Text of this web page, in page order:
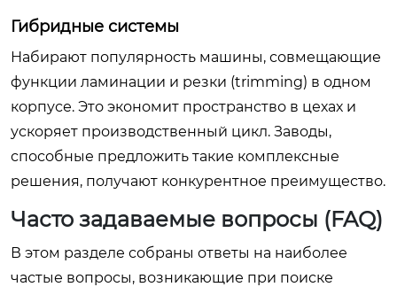
Гибридные системы
Набирают популярность машины, совмещающие
функции ламинации и резки (trimming) в одном
корпусе. Это экономит пространство в цехах и
ускоряет производственный цикл. Заводы,
способные предложить такие комплексные
решения, получают конкурентное преимущество.
Часто задаваемые вопросы (FAQ)
В этом разделе собраны ответы на наиболее
частые вопросы, возникающие при поиске